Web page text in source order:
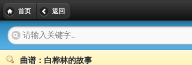
首页 返回
曲谱：白桦林的故事